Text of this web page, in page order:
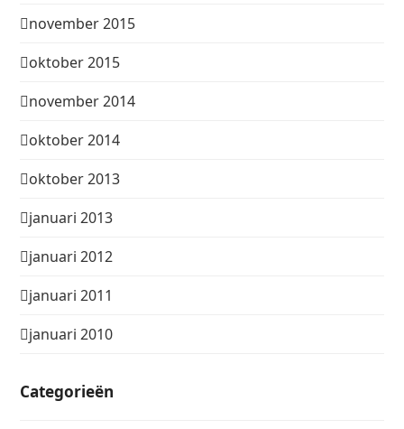
november 2015
oktober 2015
november 2014
oktober 2014
oktober 2013
januari 2013
januari 2012
januari 2011
januari 2010
Categorieën